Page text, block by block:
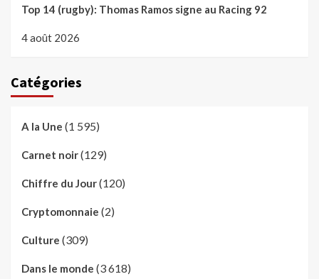
Top 14 (rugby): Thomas Ramos signe au Racing 92
4 août 2026
Catégories
A la Une (1 595)
Carnet noir(129)
Chiffre du Jour(120)
Cryptomonnaie (2)
Culture (309)
Dans le monde (3 618)